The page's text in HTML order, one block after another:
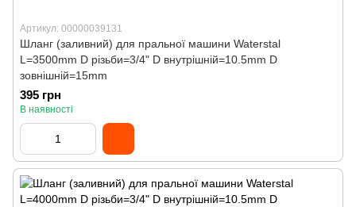
Артикул: 00000039131
Шланг (заливний) для пральної машини Waterstal
L=3500mm D різьби=3/4" D внутрішній=10.5mm D
зовнішній=15mm
395 грн
В наявності